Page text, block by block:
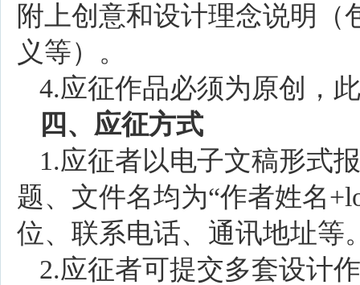
附上创意和设计理念说明（
义等）。
4.应征作品必须为原创，
四、应征方式
1.应征者以电子文稿形式
题、文件名均为“作者姓名
位、联系电话、通讯地址等
2.应征者可提交多套设计